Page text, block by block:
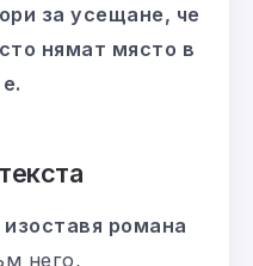
за усещане, че
нямат място в
изоставя романа
него,